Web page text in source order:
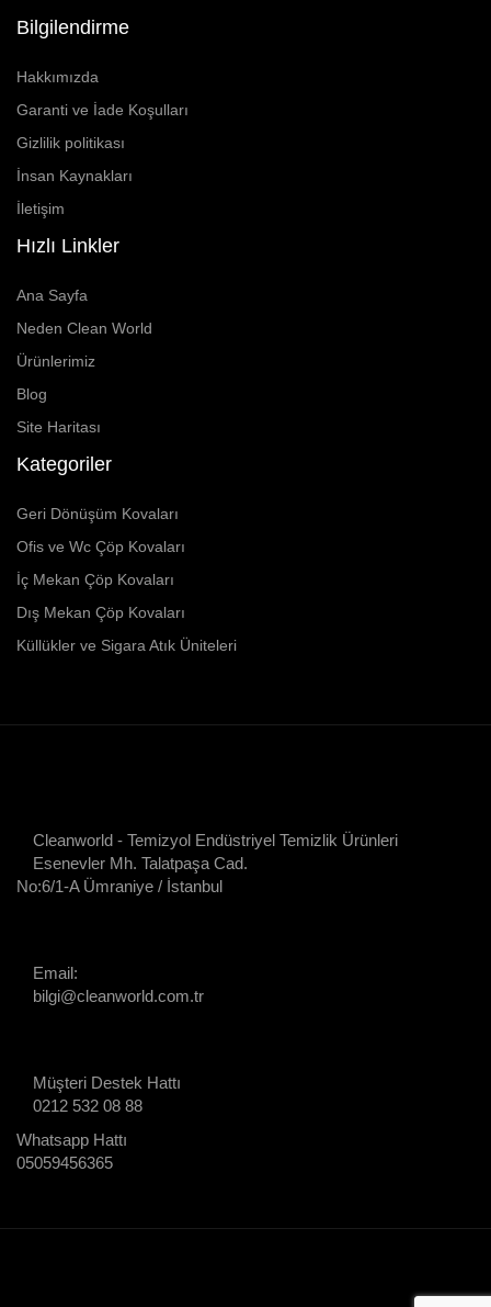
Bilgilendirme
Hakkımızda
Garanti ve İade Koşulları
Gizlilik politikası
İnsan Kaynakları
İletişim
Hızlı Linkler
Ana Sayfa
Neden Clean World
Ürünlerimiz
Blog
Site Haritası
Kategoriler
Geri Dönüşüm Kovaları
Ofis ve Wc Çöp Kovaları
İç Mekan Çöp Kovaları
Dış Mekan Çöp Kovaları
Küllükler ve Sigara Atık Üniteleri
Cleanworld - Temizyol Endüstriyel Temizlik Ürünleri
Esenevler Mh. Talatpaşa Cad.
No:6/1-A Ümraniye / İstanbul
Email:
bilgi@cleanworld.com.tr
Müşteri Destek Hattı
0212 532 08 88
Whatsapp Hattı
05059456365